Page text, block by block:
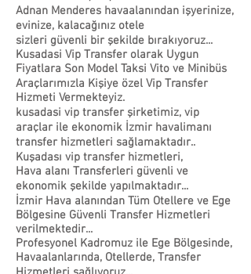
Adnan Menderes havaalanından işyerinize,
evinize, kalacağınız otele
sizleri güvenli bir şekilde bırakıyoruz...
Kusadasi Vip Transfer olarak Uygun
Fiyatlara Son Model Taksi Vito ve Minibüs
Araçlarımızla Kişiye özel Vip Transfer
Hizmeti Vermekteyiz.
kusadasi vip transfer şirketimiz, vip
araçlar ile ekonomik İzmir havalimanı
transfer hizmetleri sağlamaktadır..
Kuşadası vip transfer hizmetleri,
Hava alanı Transferleri güvenli ve
ekonomik şekilde yapılmaktadır...
İzmir Hava alanından Tüm Otellere ve Ege
Bölgesine Güvenli Transfer Hizmetleri
verilmektedir...
Profesyonel Kadromuz ile Ege Bölgesinde,
Havaalanlarında, Otellerde, Transfer